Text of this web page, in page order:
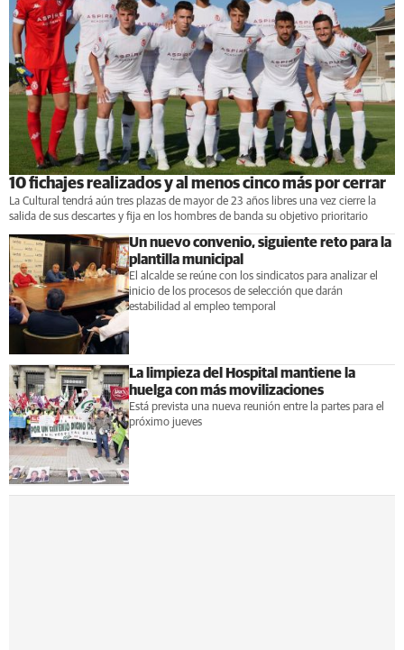
10 fichajes realizados y al menos cinco más por cerrar
La Cultural tendrá aún tres plazas de mayor de 23 años libres una vez cierre la
salida de sus descartes y fija en los hombres de banda su objetivo prioritario
Un nuevo convenio, siguiente reto para la
plantilla municipal
El alcalde se reúne con los sindicatos para analizar el
inicio de los procesos de selección que darán
estabilidad al empleo temporal
La limpieza del Hospital mantiene la
huelga con más movilizaciones
Está prevista una nueva reunión entre la partes para el
próximo jueves